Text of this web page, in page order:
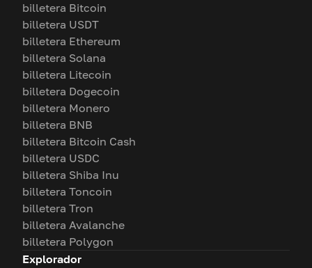
billetera Bitcoin
billetera USDT
billetera Ethereum
billetera Solana
billetera Litecoin
billetera Dogecoin
billetera Monero
billetera BNB
billetera Bitcoin Cash
billetera USDC
billetera Shiba Inu
billetera Toncoin
billetera Tron
billetera Avalanche
billetera Polygon
Explorador